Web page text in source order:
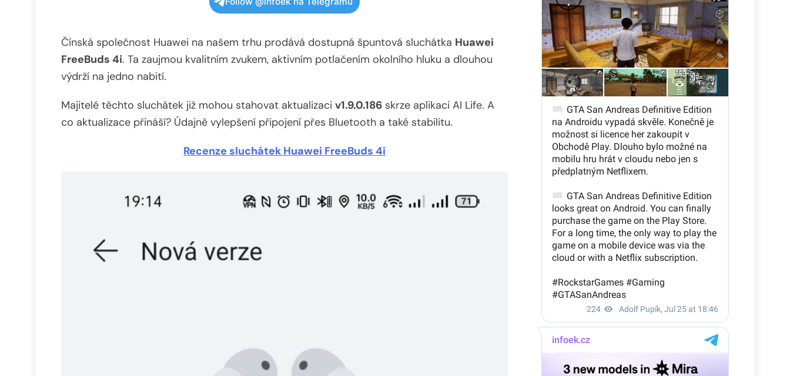
Čínská společnost Huawei na našem trhu prodává dostupná špuntová sluchátka Huawei
FreeBuds 4i. Ta zaujmou kvalitním zvukem, aktivním potlačením okolního hluku a dlouhou
výdrží na jedno nabití.
Majitelé těchto sluchátek již mohou stahovat aktualizaci v1.9.0.186 skrze aplikaci AI Life. A
co aktualizace přináší? Údajně vylepšení připojení přes Bluetooth a také stabilitu.
Recenze sluchátek Huawei FreeBuds 4i